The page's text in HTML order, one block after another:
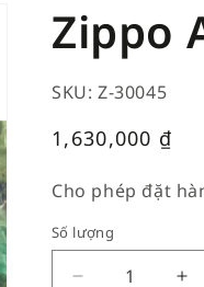
Zippo
SKU: Z-30045
Giá
1,630,000 ₫
Cho phép đặt
Số lượng